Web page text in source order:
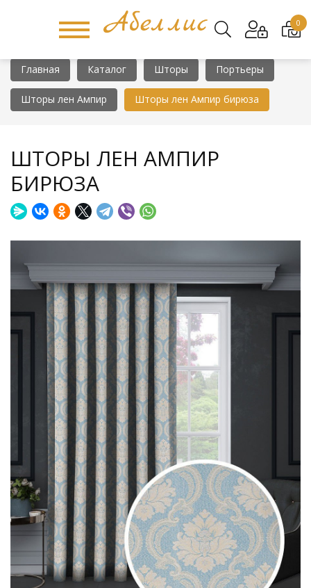
Главная Каталог Шторы Портьеры
Шторы лен Ампир Шторы лен Ампир бирюза
ШТОРЫ ЛЕН АМПИР
БИРЮЗА
0